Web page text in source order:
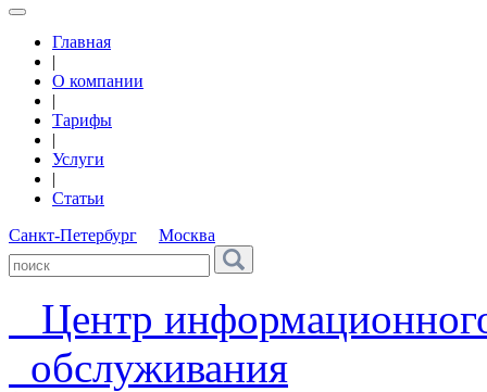
Главная
|
О компании
|
Тарифы
|
Услуги
|
Статьи
Санкт-Петербург
Москва
Центр
обслуживания